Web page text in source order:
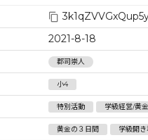
2021-8-18
郡司崇人
小4
特別活動 学級経営/黄
黄金の３日間 学級開